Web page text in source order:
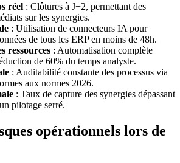
réel : Clôtures à J+2, permettant des
sur les synergies.
: Utilisation de connecteurs IA pour
de tous les ERP en moins de 48h.
ressources : Automatisation complète
de 60% du temps analyste.
: Auditabilité constante des processus via
aux normes 2026.
: Taux de capture des synergies dépassant
pilotage serré.
opérationnels lors de